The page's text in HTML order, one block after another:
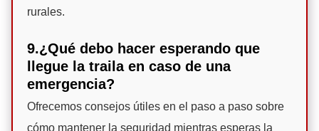
rurales.
9.¿Qué debo hacer esperando que
llegue la traila en caso de una
emergencia?
Ofrecemos consejos útiles en el paso a paso sobre
cómo mantener la seguridad mientras esperas la